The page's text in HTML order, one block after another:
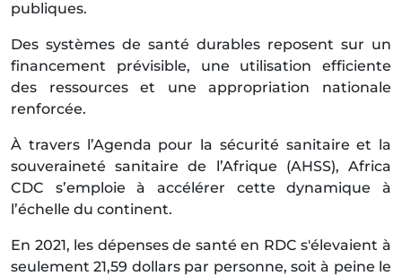
publiques.
Des systèmes de santé durables reposent sur un
financement prévisible, une utilisation efficiente
des ressources et une appropriation nationale
renforcée.
À travers l’Agenda pour la sécurité sanitaire et la
souveraineté sanitaire de l’Afrique (AHSS), Africa
CDC s’emploie à accélérer cette dynamique à
l’échelle du continent.
En 2021, les dépenses de santé en RDC s'élevaient à
seulement 21,59 dollars par personne, soit à peine le